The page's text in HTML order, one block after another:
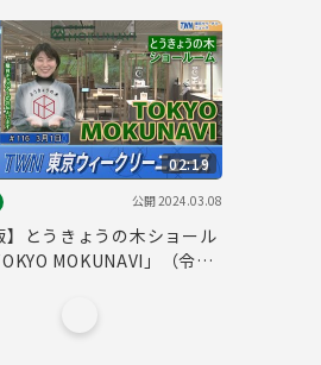
ース No.117）
02:19
公開2024.03.08
】とうきょうの木ショール
MOKUNAVI」（令和